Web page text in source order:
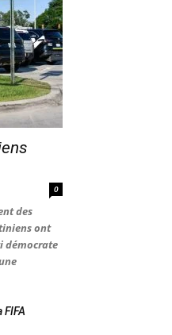
0
des
ont
démocrate
FIFA